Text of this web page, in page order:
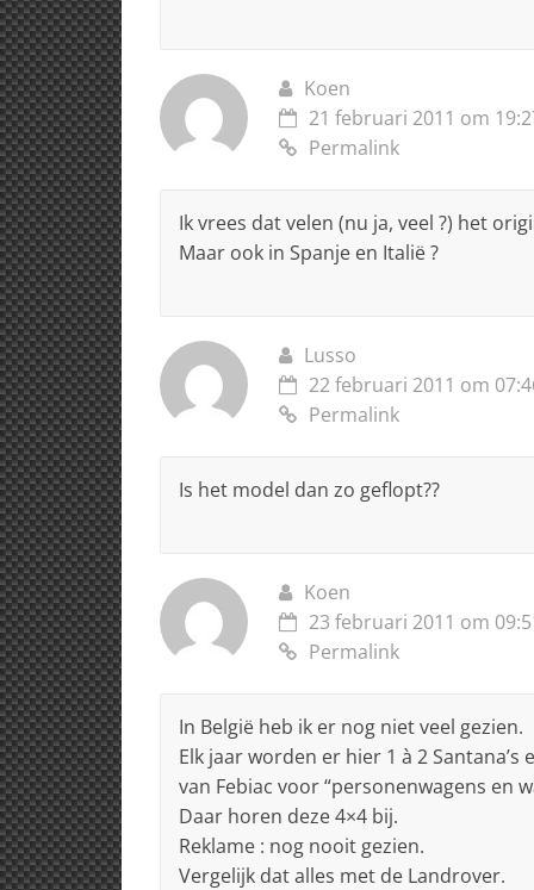
Koen
21 februari 2011 om
Permalink
Ik vrees dat velen (nu ja, veel ?) het
Maar ook in Spanje en Italië ?
Lusso
22 februari 2011 om
Permalink
Is het model dan zo geflopt??
Koen
23 februari 2011 om
Permalink
In België heb ik er nog niet veel gezien.
Elk jaar worden er hier 1 à 2
van Febiac voor “personenwagens en
Daar horen deze 4×4 bij.
Reklame : nog nooit gezien.
Vergelijk dat alles met de Landrover.